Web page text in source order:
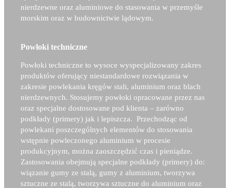
nierdzewne oraz aluminiowe do stasowania w przemyśle
morskim oraz w budownictwie lądowym.
Powłoki techniczne
Powłoki techniczne to wysoce wyspecjalizowany zakres
produktów oferujący niestandardowe rozwiązania w
zakresie powlekania kręgów stali, aluminium oraz blach
nierdzewnych. Stosujemy powłoki opracowane przez nas
oraz specjalne dostosowane pod klienta – zarówno
podkłady (primery) jak i lepiszcza. Przechodząc od
powlekani poszczególnych elementów do stosowania
wstępnie powleczonego aluminium w procesie
produkcyjnym, można zaoszczędzić czas i pieniądze.
Zastosowania obejmują specjalne podkłady (primery) do:
wiązanie gumy ze stalą, gumy z aluminium, tworzywa
sztuczne ze stalą, tworzywa sztuczne do aluminium oraz